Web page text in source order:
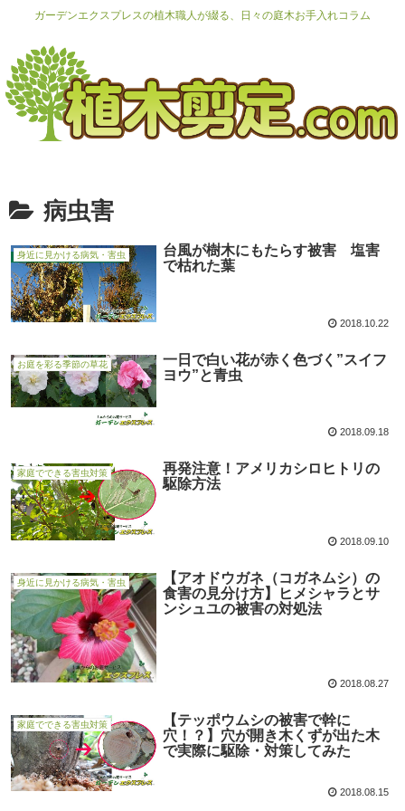
ガーデンエクスプレスの植木職人が綴る、日々の庭木お手入れコラム
病虫害
身近に見かける病気・害虫
台風が樹木にもたらす被害 塩害
で枯れた葉
2018.10.22
お庭を彩る季節の草花
一日で白い花が赤く色づく”スイフ
ヨウ”と青虫
2018.09.18
家庭でできる害虫対策
再発注意！アメリカシロヒトリの
駆除方法
2018.09.10
身近に見かける病気・害虫
【アオドウガネ（コガネムシ）の
食害の見分け方】ヒメシャラとサ
ンシュユの被害の対処法
2018.08.27
家庭でできる害虫対策
【テッポウムシの被害で幹に
穴！？】穴が開き木くずが出た木
で実際に駆除・対策してみた
2018.08.15